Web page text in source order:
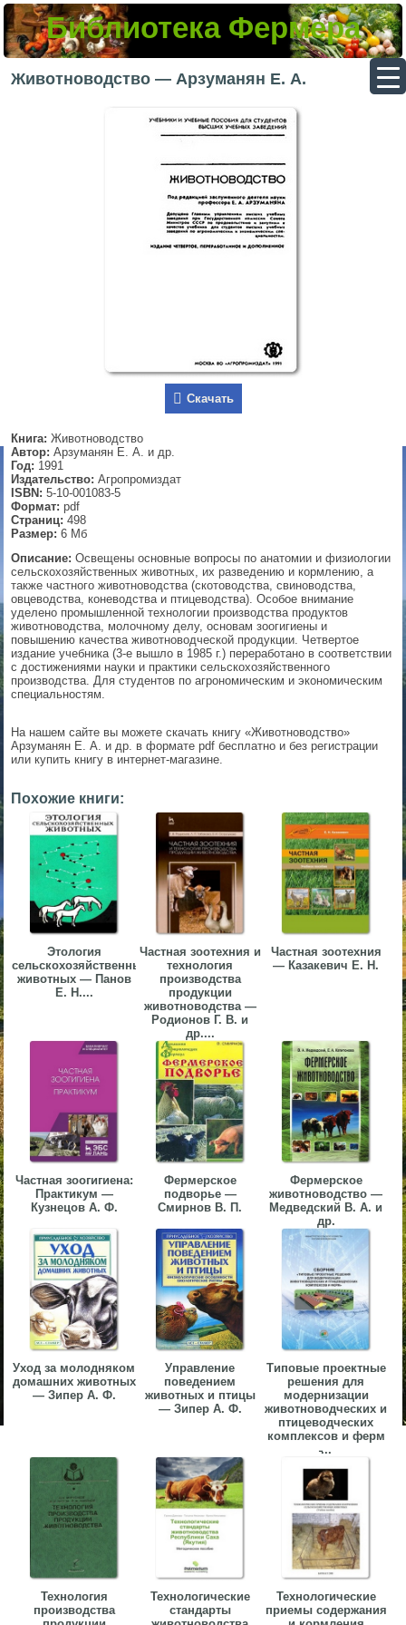
Библиотека Фермера
Животноводство — Арзуманян Е. А.
Скачать
Книга: Животноводство
Автор: Арзуманян Е. А. и др.
Год: 1991
Издательство: Агропромиздат
ISBN: 5-10-001083-5
Формат: pdf
Страниц: 498
Размер: 6 Мб
Описание: Освещены основные вопросы по анатомии и физиологии
сельскохозяйственных животных, их разведению и кормлению, а
также частного животноводства (скотоводства, свиноводства,
овцеводства, коневодства и птицеводства). Особое внимание
уделено промышленной технологии производства продуктов
животноводства, молочному делу, основам зоогигиены и
повышению качества животноводческой продукции. Четвертое
издание учебника (3-е вышло в 1985 г.) переработано в соответствии
с достижениями науки и практики сельскохозяйственного
производства. Для студентов по агрономическим и экономическим
специальностям.
На нашем сайте вы можете скачать книгу «Животноводство»
Арзуманян Е. А. и др. в формате pdf бесплатно и без регистрации
или купить книгу в интернет-магазине.
Похожие книги:
Этология
сельскохозяйственных
животных — Панов
Е. Н....
Частная зоотехния и
технология
производства
продукции
животноводства —
Родионов Г. В. и
др....
Частная зоотехния
— Казакевич Е. Н.
Частная зоогигиена:
Практикум —
Кузнецов А. Ф.
Фермерское
подворье —
Смирнов В. П.
Фермерское
животноводство —
Медведский В. А. и
др.
Уход за молодняком
домашних животных
— Зипер А. Ф.
Управление
поведением
животных и птицы
— Зипер А. Ф.
Типовые проектные
решения для
модернизации
животноводческих и
птицеводческих
комплексов и ферм
̵...
Технология
производства
Технологические
стандарты
Технологические
приемы содержания
▼
▼
▼
▼
▼
▼
▼